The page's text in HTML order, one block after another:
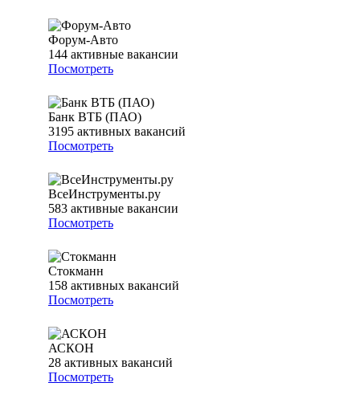
Форум-Авто
144 активные вакансии
Посмотреть
Банк ВТБ (ПАО)
3195 активных вакансий
Посмотреть
ВсеИнструменты.ру
583 активные вакансии
Посмотреть
Стокманн
158 активных вакансий
Посмотреть
АСКОН
28 активных вакансий
Посмотреть